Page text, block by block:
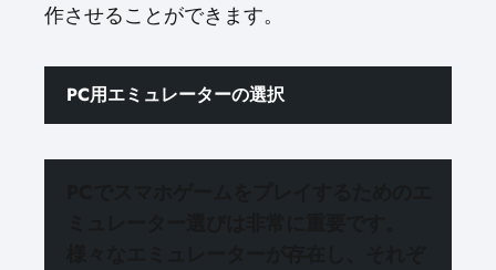
作させることができます。
PC用エミュレーターの選択